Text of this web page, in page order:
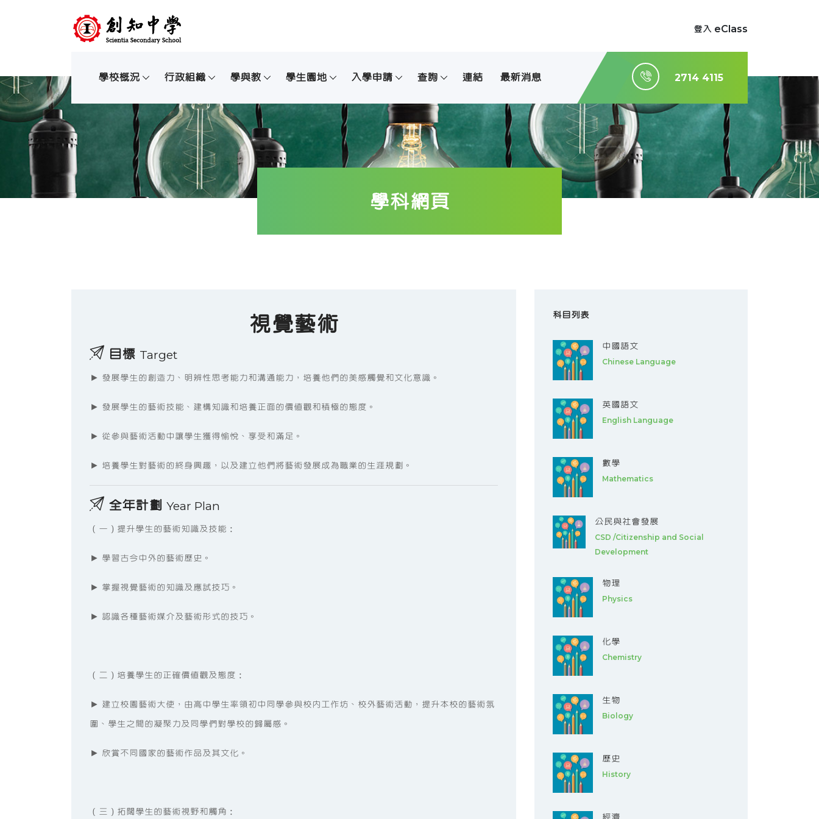
登入 eClass
學校概況 行政組織 學與教 學生園地 入學申請 查詢 連結 最新消息 2714 4115
學科網頁
視覺藝術
目標 Target
► 發展學生的創造力、明辨性思考能力和溝通能力，培養他們的美感觸覺和文化意識。
► 發展學生的藝術技能、建構知識和培養正面的價值觀和積極的態度。
► 從參與藝術活動中讓學生獲得愉悅、享受和滿足。
► 培養學生對藝術的終身興趣，以及建立他們將藝術發展成為職業的生涯規劃。
全年計劃 Year Plan
（一）提升學生的藝術知識及技能：
► 學習古今中外的藝術歷史。
► 掌握視覺藝術的知識及應試技巧。
► 認識各種藝術媒介及藝術形式的技巧。
（二）培養學生的正確價值觀及態度：
► 建立校園藝術大使，由高中學生率領初中同學參與校內工作坊、校外藝術活動，提升本校的藝術氛
圍、學生之間的凝聚力及同學們對學校的歸屬感。
► 欣賞不同國家的藝術作品及其文化。
（三）拓闊學生的藝術視野和觸角：
科目列表
中國語文
Chinese Language
英國語文
English Language
數學
Mathematics
公民與社會發展
CSD /Citizenship and Social
Development
物理
Physics
化學
Chemistry
生物
Biology
歷史
History